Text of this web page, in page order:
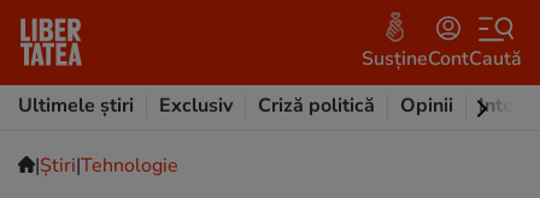
SusțineContCaută
Ultimele știri
Exclusiv Criză politică Opinii
|Ştiri|Tehnologie